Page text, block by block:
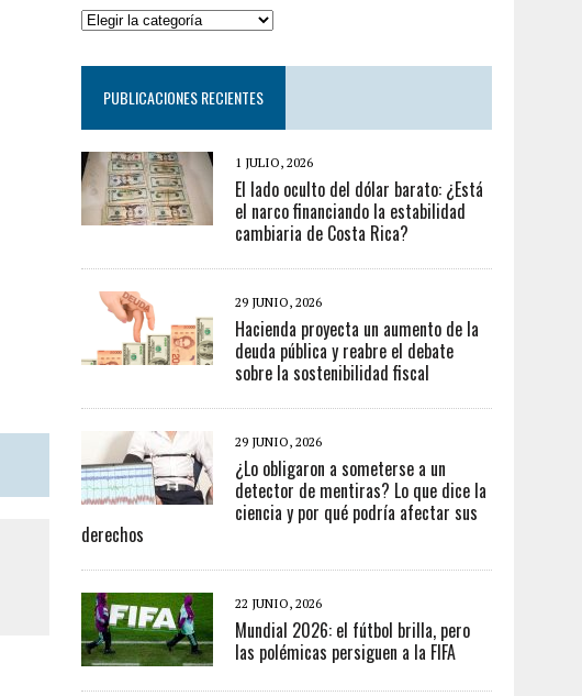
PUBLICACIONES RECIENTES
1 JULIO, 2026
El lado oculto del dólar barato: ¿Está
el narco financiando la estabilidad
cambiaria de Costa Rica?
29 JUNIO, 2026
Hacienda proyecta un aumento de la
deuda pública y reabre el debate
sobre la sostenibilidad fiscal
29 JUNIO, 2026
¿Lo obligaron a someterse a un
detector de mentiras? Lo que dice la
ciencia y por qué podría afectar sus
derechos
22 JUNIO, 2026
Mundial 2026: el fútbol brilla, pero
las polémicas persiguen a la FIFA